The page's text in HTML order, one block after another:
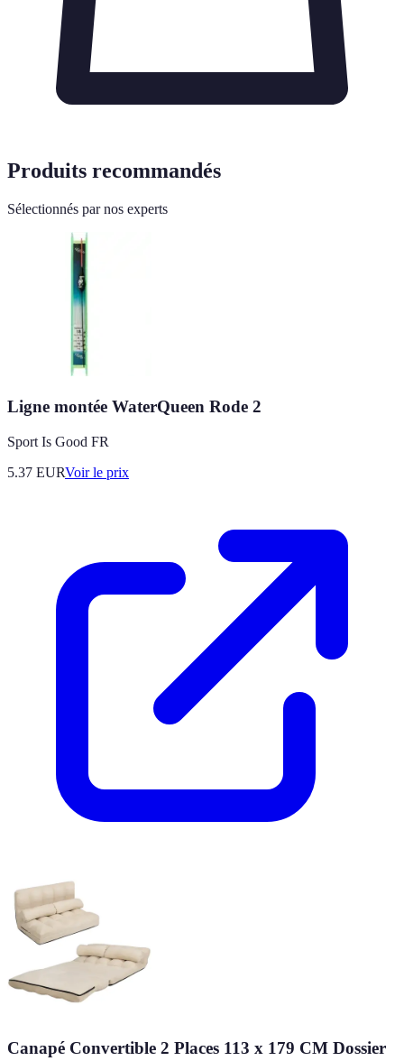
Produits recommandés
Sélectionnés par nos experts
Ligne montée WaterQueen Rode 2
Sport Is Good FR
5.37 EURVoir le prix
Canapé Convertible 2 Places 113 x 179 CM Dossier